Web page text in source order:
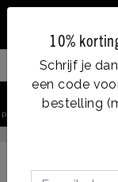
10%
Schrijf je
een code
bestelling
Op werkdagen
product zoeken